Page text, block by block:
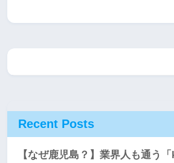
Recent Posts
【なぜ鹿児島？】業界人も通う「